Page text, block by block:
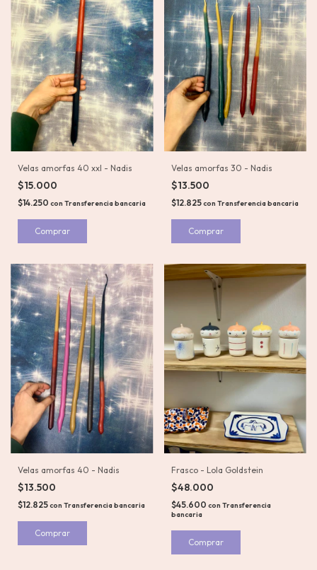
Velas amorfas 40 xxl - Nadis
$15.000
$14.250 con Transferencia bancaria
Velas amorfas 30 - Nadis
$13.500
$12.825con Transferencia bancaria
Comprar
Velas amorfas 40 - Nadis
$13.500
$12.825con Transferencia bancaria
Comprar
Frasco - Lola Goldstein
$48.000
$45.600 con Transferencia
bancaria
Comprar